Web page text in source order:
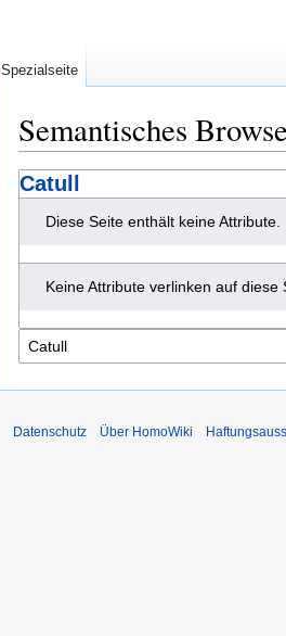
Semantisches
Zur
Navigation
springen
Zur
Suche
springen
Catull
Diese Seite enthält keine Attribute.
Keine Attribute verlinken auf diese
Spezialseite
Datenschutz Über HomoWiki